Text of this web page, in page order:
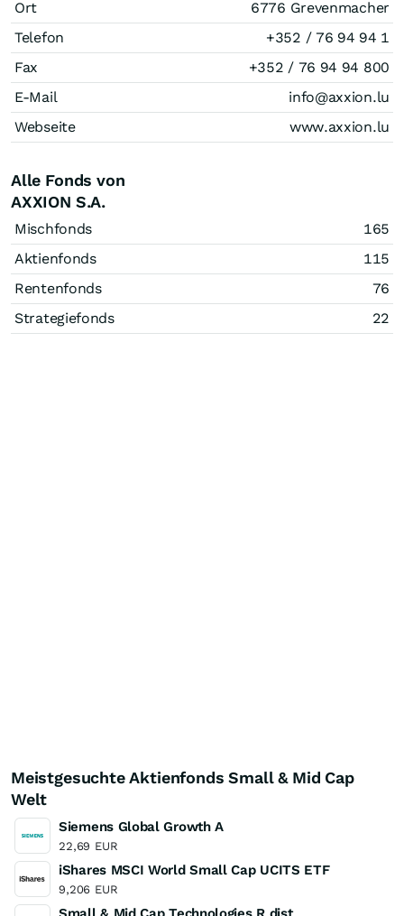
Ort
6776 Grevenmacher
Telefon
+352 / 76 94 94 1
Fax
+352 / 76 94 94 800
E-Mail
info@axxion.lu
Webseite
www.axxion.lu
Alle Fonds von
AXXION S.A.
Mischfonds
165
Aktienfonds
115
Rentenfonds
76
Strategiefonds
22
Meistgesuchte Aktienfonds Small & Mid Cap
Welt
Siemens Global Growth A
22,69 EUR
iShares MSCI World Small Cap UCITS ETF
9,206 EUR